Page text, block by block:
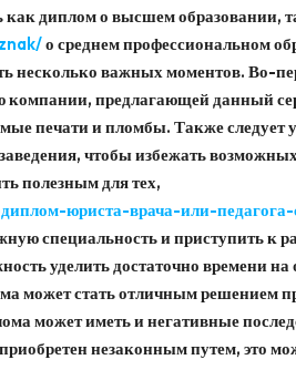
диплом о высшем образовании,
о среднем профессиональном
несколько важных моментов. Во-
компании, предлагающей данный
печати и пломбы. Также следует
чтобы избежать
полезным для тех,
юриста-врача-или-
специальность и приступить к
уделить достаточно времени
может стать отличным решением
может иметь и негативные
незаконным путем, это